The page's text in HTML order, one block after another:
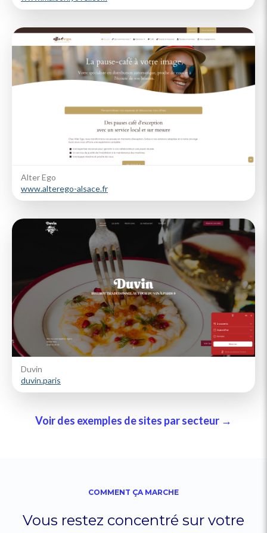
Alter Ego
www.alterego-alsace.fr
Duvin
duvin.paris
Voir des exemples de sites par secteur →
COMMENT ÇA MARCHE
Vous restez concentré sur votre